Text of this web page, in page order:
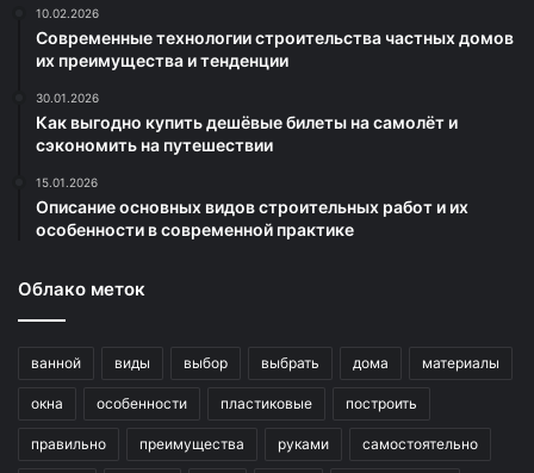
10.02.2026
Современные технологии строительства частных домов
их преимущества и тенденции
30.01.2026
Как выгодно купить дешёвые билеты на самолёт и
сэкономить на путешествии
15.01.2026
Описание основных видов строительных работ и их
особенности в современной практике
Облако меток
ванной виды выбор выбрать дома материалы
окна особенности пластиковые построить
правильно преимущества руками самостоятельно